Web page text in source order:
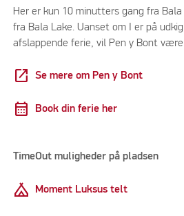
Her er kun 10 minutters gang fra
fra Bala Lake. Uanset om I er på
afslappende ferie, vil Pen y Bont
open_in_new Se mere om Pen y Bont
calendar_month Book din ferie her
TimeOut muligheder på pladsen
Camping Moment Luksus telt